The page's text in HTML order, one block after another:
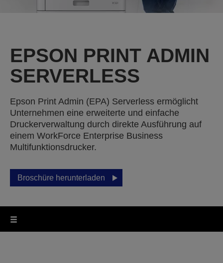
EPSON PRINT ADMIN
SERVERLESS
Epson Print Admin (EPA) Serverless ermöglicht
Unternehmen eine erweiterte und einfache
Druckerverwaltung durch direkte Ausführung auf
einem WorkForce Enterprise Business
Multifunktionsdrucker.
Broschüre herunterladen